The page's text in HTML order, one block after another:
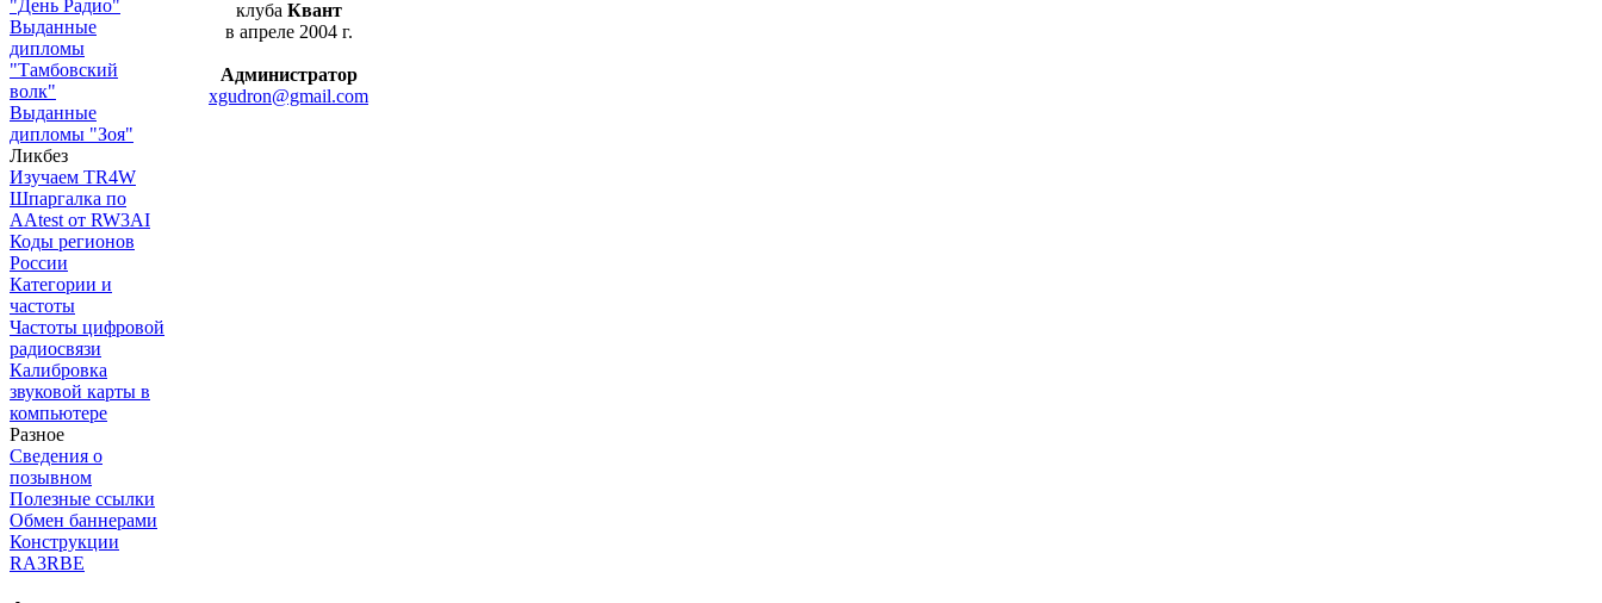
"День Радио"
Выданные
дипломы
"Тамбовский
волк"
Выданные
дипломы "Зоя"
Ликбез
Изучаем TR4W
Шпаргалка по
AAtest от RW3AI
Коды регионов
России
Категории и
частоты
Частоты цифровой
радиосвязи
Калибровка
звуковой карты в
компьютере
Разное
Сведения о
позывном
Полезные ссылки
Обмен баннерами
Конструкции
RA3RBE
клуба Квант
в апреле 2004 г.
Администратор
xgudron@gmail.com